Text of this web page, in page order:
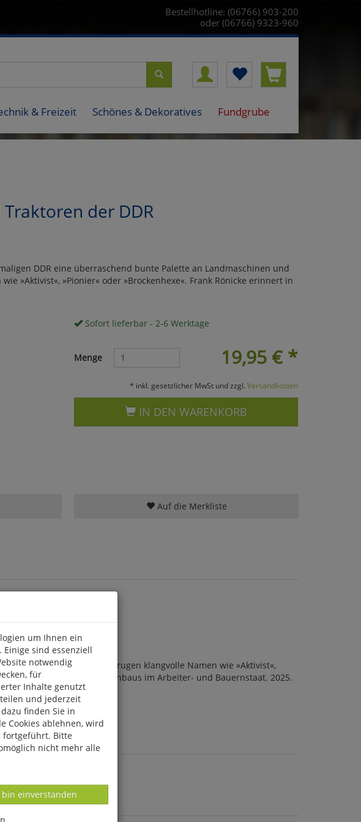
Bestellhotline: (06766) 903-200
oder (06766) 9323-960
& Freizeit Schönes & Dekoratives Fundgrube
der DDR
DDR eine überraschend bunte Palette an Landmaschinen und
»Aktivist«, »Pionier« oder »Brockenhexe«. Frank Rönicke erinnert in
Sofort lieferbar - 2-6 Werktage
19,95 €*
Menge
* inkl. gesetzlicher MwSt und zzgl. Versandkosten
IN DEN WARENKORB
Auf die Merkliste
und Traktoren. Sie trugen klangvolle Namen wie »Aktivist«,
große Zeit des Traktorenbaus im Arbeiter- und Bauernstaat. 2025.
um Ihnen ein
sind essenziell
notwendig
für
Inhalte genutzt
und jederzeit
finden Sie in
Cookies ablehnen, wird
fortgeführt. Bitte
nicht mehr alle
-
bin einverstanden